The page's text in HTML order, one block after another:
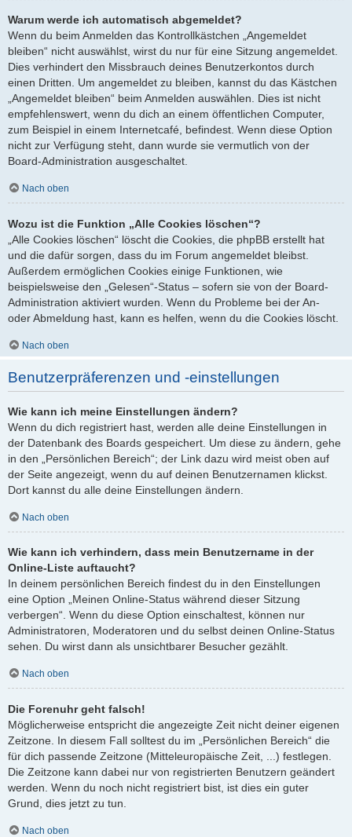
Warum werde ich automatisch abgemeldet?
Wenn du beim Anmelden das Kontrollkästchen „Angemeldet
bleiben“ nicht auswählst, wirst du nur für eine Sitzung angemeldet.
Dies verhindert den Missbrauch deines Benutzerkontos durch
einen Dritten. Um angemeldet zu bleiben, kannst du das Kästchen
„Angemeldet bleiben“ beim Anmelden auswählen. Dies ist nicht
empfehlenswert, wenn du dich an einem öffentlichen Computer,
zum Beispiel in einem Internetcafé, befindest. Wenn diese Option
nicht zur Verfügung steht, dann wurde sie vermutlich von der
Board-Administration ausgeschaltet.
Nach oben
Wozu ist die Funktion „Alle Cookies löschen“?
„Alle Cookies löschen“ löscht die Cookies, die phpBB erstellt hat
und die dafür sorgen, dass du im Forum angemeldet bleibst.
Außerdem ermöglichen Cookies einige Funktionen, wie
beispielsweise den „Gelesen“-Status – sofern sie von der Board-
Administration aktiviert wurden. Wenn du Probleme bei der An-
oder Abmeldung hast, kann es helfen, wenn du die Cookies löscht.
Nach oben
Benutzerpräferenzen und -einstellungen
Wie kann ich meine Einstellungen ändern?
Wenn du dich registriert hast, werden alle deine Einstellungen in
der Datenbank des Boards gespeichert. Um diese zu ändern, gehe
in den „Persönlichen Bereich“; der Link dazu wird meist oben auf
der Seite angezeigt, wenn du auf deinen Benutzernamen klickst.
Dort kannst du alle deine Einstellungen ändern.
Nach oben
Wie kann ich verhindern, dass mein Benutzername in der
Online-Liste auftaucht?
In deinem persönlichen Bereich findest du in den Einstellungen
eine Option „Meinen Online-Status während dieser Sitzung
verbergen“. Wenn du diese Option einschaltest, können nur
Administratoren, Moderatoren und du selbst deinen Online-Status
sehen. Du wirst dann als unsichtbarer Besucher gezählt.
Nach oben
Die Forenuhr geht falsch!
Möglicherweise entspricht die angezeigte Zeit nicht deiner eigenen
Zeitzone. In diesem Fall solltest du im „Persönlichen Bereich“ die
für dich passende Zeitzone (Mitteleuropäische Zeit, ...) festlegen.
Die Zeitzone kann dabei nur von registrierten Benutzern geändert
werden. Wenn du noch nicht registriert bist, ist dies ein guter
Grund, dies jetzt zu tun.
Nach oben